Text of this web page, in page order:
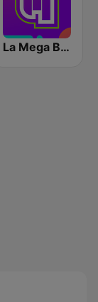
La Mega Bogotá